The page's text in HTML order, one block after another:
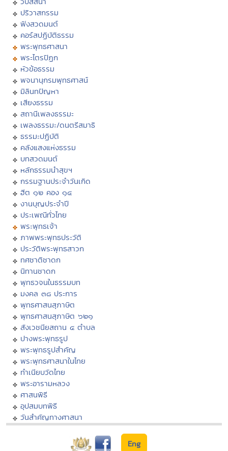
ปริวาสกรรม
ฟังสวดมนต์
คอร์สปฏิบัติธรรม
พระพุทธศาสนา
พระไตรปิฏก
หัวข้อธรรม
พจนานุกรมพุทธศาสน์
มิลินทปัญหา
เสียงธรรม
สถานีเพลงธรรมะ
เพลงธรรมะ/ดนตรีสมาธิ
ธรรมะปฏิบัติ
คลังแสงแห่งธรรม
บทสวดมนต์
หลักธรรมนำสุขฯ
กรรมฐานประจำวันเกิด
ฮีต ๑๒ คอง ๑๔
งานบุญประจำปี
ประเพณีทั่วไทย
พระพุทธเจ้า
ภาพพระพุทธประวัติ
ประวัติพระพุทธสาวก
ทศชาติชาดก
นิทานชาดก
พุทธวจนในธรรมบท
มงคล ๓๘ ประการ
พุทธศาสนสุภาษิต
พุทธศาสนสุภาษิต ๖๒๑
สังเวชนียสถาน ๔ ตำบล
ปางพระพุทธรูป
พระพุทธรูปสำคัญ
พระพุทธศาสนาในไทย
ทำเนียบวัดไทย
พระอารามหลวง
ศาสนพิธี
อุปสมบทพิธี
วันสำคัญทางศาสนา
Eng